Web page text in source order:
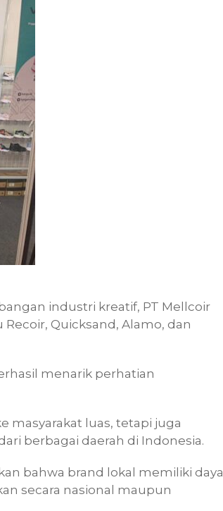
industri kreatif, PT Mellcoir
Quicksand, Alamo, dan
menarik perhatian
masyarakat luas, tetapi juga
berbagai daerah di Indonesia.
bahwa brand lokal memiliki daya
secara nasional maupun